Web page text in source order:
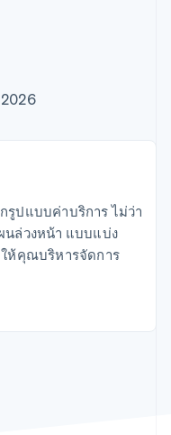
าง
ไร
าม
ตาม
าน
บบ
รูปแบบค่าบริการ ไม่ว่า
นล่วงหน้า แบบแบ่ง
ห้คุณบริหารจัดการ